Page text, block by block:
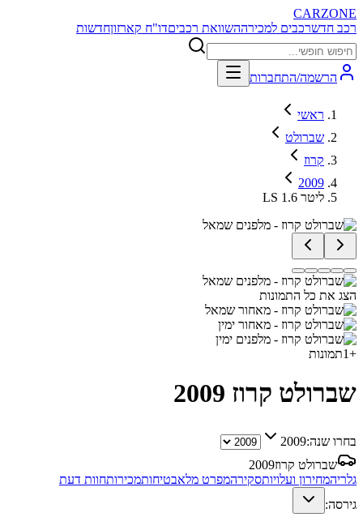
CARZONE
רכב חדשרכבים למכירההשוואת רכביםדו"ח קארזוןחדשות
הרשמה/התחברות
ראשי
שברולט
קרוז
2009
LS 1.6 ליטר
הצג את כל התמונות
+
1תמונות
שברולט קרוז 2009
בחרו שנה:2009
שברולט קרוז2009
גלריהמחירון ועלויותסקירהמפרט מלאבטיחותמכירותחוות דעת
גירסה: